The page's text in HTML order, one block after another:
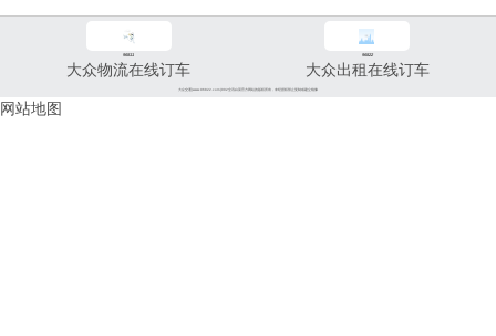
96811
大众物流在线订车
96822
大众出租在线订车
大众交通(www.96822.com)002全讯白菜官方网站的版权所有，未经授权禁止复制或建立镜像
网站地图